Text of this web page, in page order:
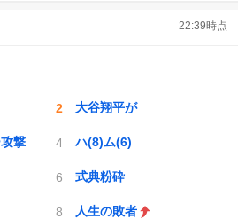
22:39時点
大谷翔平が
撃 ハ(8)ム(6)
式典粉砕
人生の敗者